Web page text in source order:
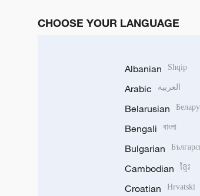
CHOOSE YOUR LANGUAGE
Albanian Shqip
Arabic العربية
Belarusian
Bengali বাংলা
Bulgarian
Cambodian ខ្មែរ
Croatian Hrvatski